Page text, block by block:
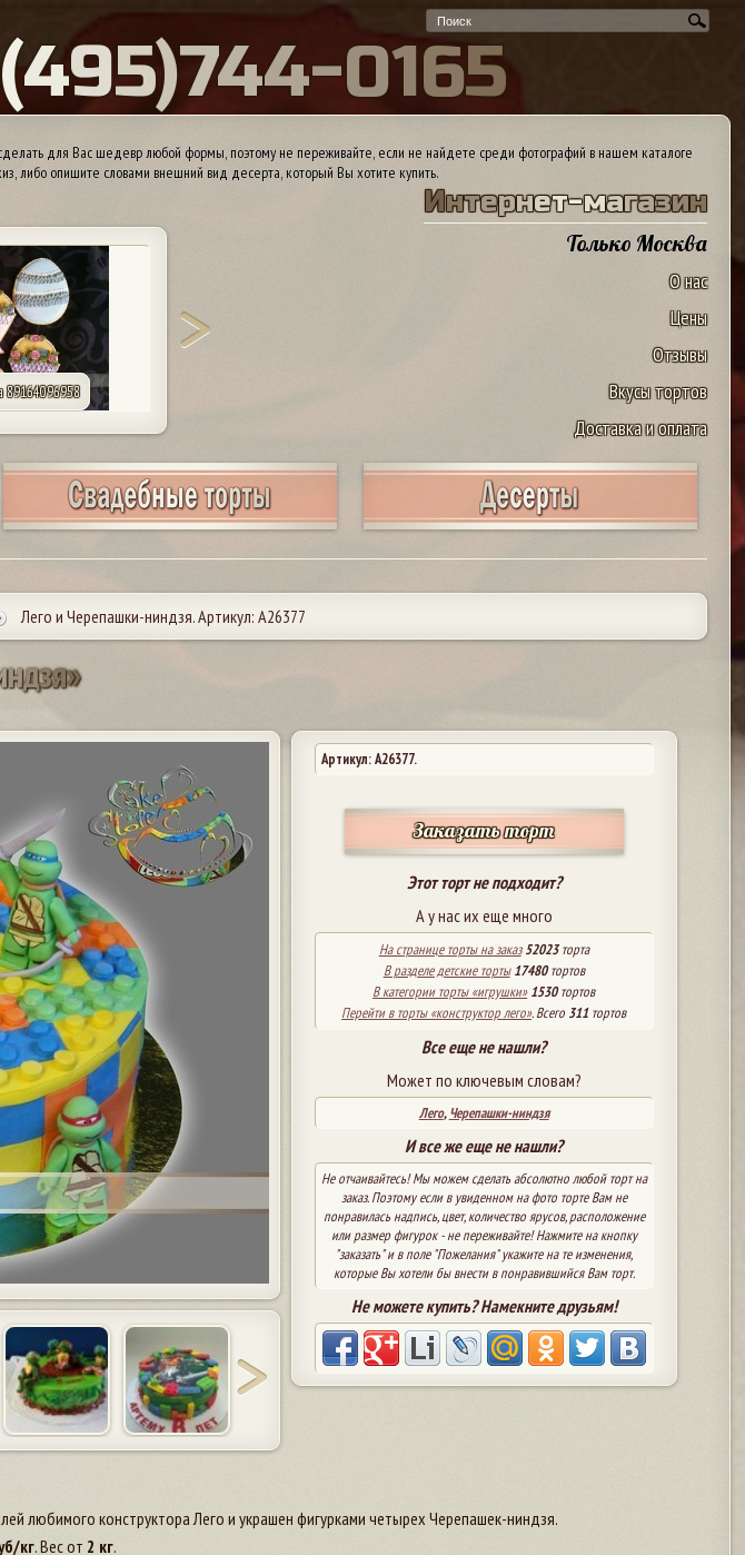
(495)744-0165
для Вас шедевр любой формы, поэтому не переживайте, если не найдете среди фотографий в нашем каталоге
либо опишите словами внешний вид десерта, который Вы хотите купить.
Интернет-магазин
Только Москва
О нас
Цены
Отзывы
Вкусы тортов
Доставка и оплата
89164096958
Лего и Черепашки-ниндзя. Артикул: А26377
ндзя»
Артикул: A26377.
Заказать торт
Этот торт не подходит?
А у нас их еще много
На странице торты на заказ 52023торта
В разделе детские торты 17480тортов
В категории торты «игрушки» 1530тортов
Перейти в торты «конструктор лего». Всего 311тортов
Все еще не нашли?
Может по ключевым словам?
Лего,Черепашки-ниндзя
И все же еще не нашли?
Не отчаивайтесь! Мы можем сделать абсолютно любой торт на
заказ. Поэтому если в увиденном на фото торте Вам не
понравилась надпись, цвет, количество ярусов, расположение
или размер фигурок - не переживайте! Нажмите на кнопку
"заказать" и в поле "Пожелания" укажите на те изменения,
которые Вы хотели бы внести в понравившийся Вам торт.
Не можете купить? Намекните друзьям!
любимого конструктора Лего и украшен фигурками четырех Черепашек-ниндзя.
кг. Вес от 2 кг.